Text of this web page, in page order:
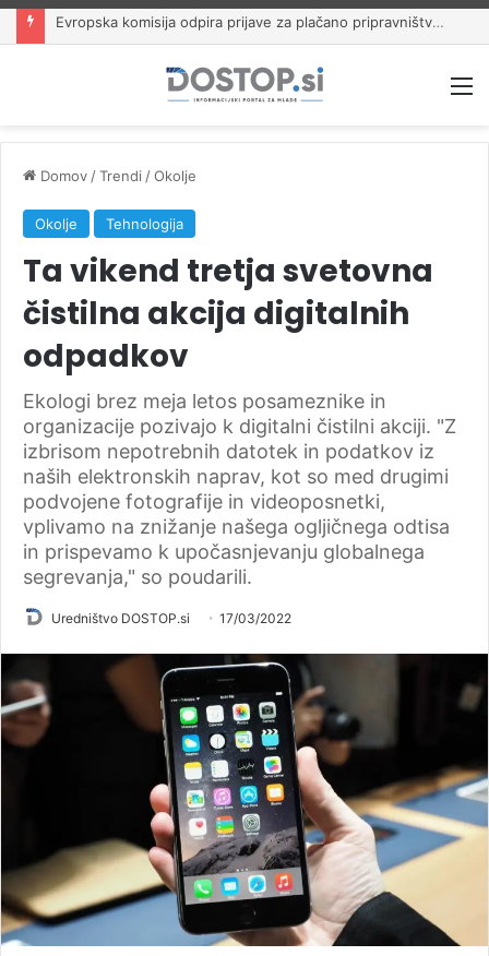
Evropska komisija odpira prijave za plačano pripravništvo Blue Book
Domov /Trendi /Okolje
Okolje Tehnologija
Ta vikend tretja svetovna
čistilna akcija digitalnih
odpadkov
Ekologi brez meja letos posameznike in
organizacije pozivajo k digitalni čistilni akciji. "Z
izbrisom nepotrebnih datotek in podatkov iz
naših elektronskih naprav, kot so med drugimi
podvojene fotografije in videoposnetki,
vplivamo na znižanje našega ogljičnega odtisa
in prispevamo k upočasnjevanju globalnega
segrevanja," so poudarili.
Uredništvo DOSTOP.si 17/03/2022